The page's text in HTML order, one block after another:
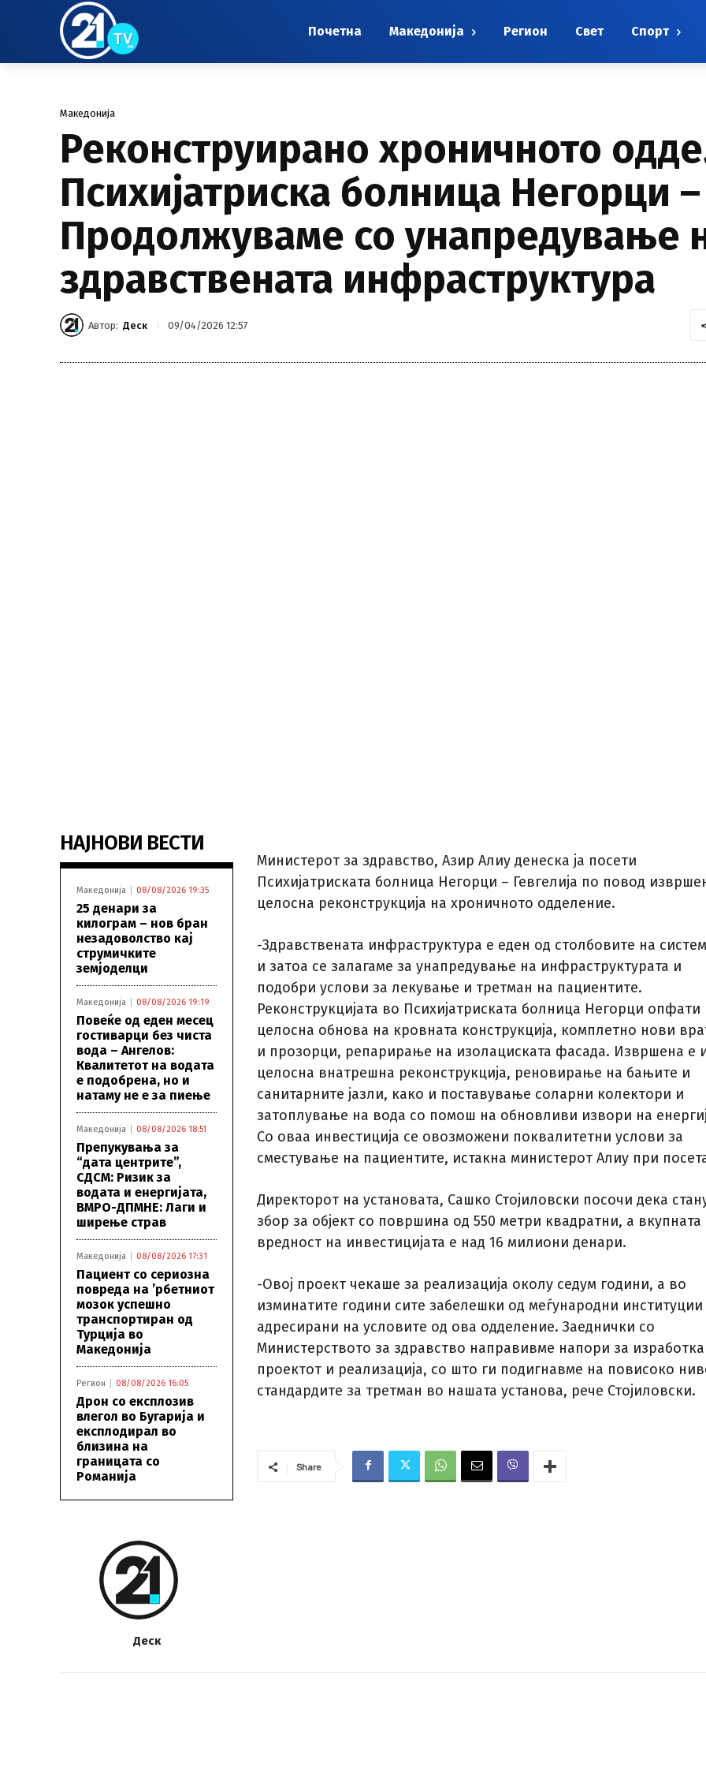
Почетна Македонија Регион Свет Спорт
Македонија
Реконструирано хроничното
Психијатриска болница Негорци
Продолжуваме со унапредување
здравствената инфраструктура
Автор: Деск 09/04/2026 12:57
НАЈНОВИ ВЕСТИ
Македонија 08/08/2026 19:35
25 денари за
килограм – нов бран
незадоволство кај
струмичките
земјоделци
Македонија 08/08/2026 19:19
Повеќе од еден месец
гостиварци без чиста
вода – Ангелов:
Квалитетот на водата
е подобрена, но и
натаму не е за пиење
Македонија 08/08/2026 18:51
Препукувања за
“дата центрите”,
СДСМ: Ризик за
водата и енергијата,
ВМРО-ДПМНЕ: Лаги и
ширење страв
Македонија 08/08/2026 17:31
Пациент со сериозна
повреда на ’рбетниот
мозок успешно
транспортиран од
Турција во
Македонија
Регион 08/08/2026 16:05
Дрон со експлозив
влегол во Бугарија и
експлодирал во
близина на
границата со
Романија
Деск
Министерот за здравство, Азир Алиу денеска ја посети
Психијатриската болница Негорци – Гевгелија по повод
целосна реконструкција на хроничното одделение.
-Здравствената инфраструктура е еден од столбовите на
и затоа се залагаме за унапредување на инфраструктурата и
подобри услови за лекување и третман на пациентите.
Реконструкцијата во Психијатриската болница Негорци опфати
целосна обнова на кровната конструкција, комплетно нови
и прозорци, репарирање на изолациската фасада. Извршена е
целосна внатрешна реконструкција, реновирање на бањите и
санитарните јазли, како и поставување соларни колектори и
затоплување на вода со помош на обновливи извори на
Со оваа инвестиција се овозможени поквалитетни услови за
сместување на пациентите, истакна министерот Алиу при
Директорот на установата, Сашко Стојиловски посочи дека
збор за објект со површина од 550 метри квадратни, а вкупната
вредност на инвестицијата е над 16 милиони денари.
-Овој проект чекаше за реализација околу седум години, а во
изминатите години сите забелешки од меѓународни институции
адресирани на условите од ова одделение. Заеднички со
Министерството за здравство направивме напори за
проектот и реализација, со што ги подигнавме на повисоко
стандардите за третман во нашата установа, рече Стојиловски.
Share